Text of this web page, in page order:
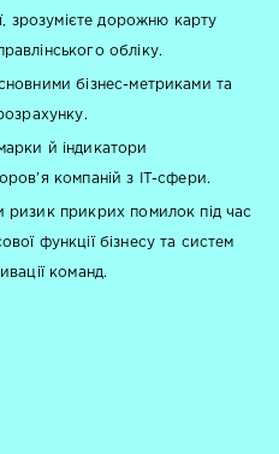
зрозумієте дорожню карту
обліку.
бізнес-метриками та
й індикатори
компаній з IT-сфери.
ризик прикрих помилок під час
функції бізнесу та систем
команд.